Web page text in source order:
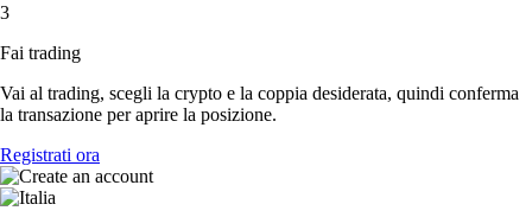
3
Fai trading
Vai al trading, scegli la crypto e la coppia desiderata, quindi conferma
la transazione per aprire la posizione.
Registrati ora